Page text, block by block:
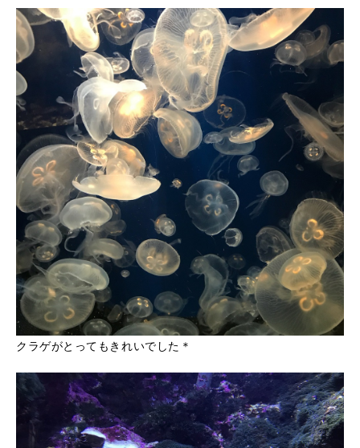
クラゲがとってもきれいでした＊